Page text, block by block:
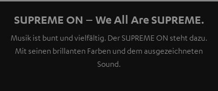
SUPREME ON – We All Are SUPREME.
Musik ist bunt und vielfältig. Der SUPREME ON steht dazu.
Mit seinen brillanten Farben und dem ausgezeichneten
Sound.